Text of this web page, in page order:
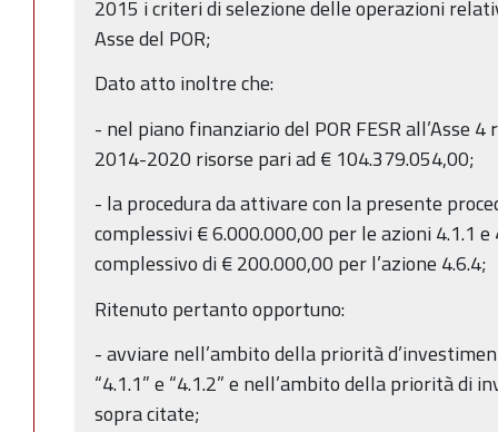
2015 i criteri di selezione delle operazioni
Asse del POR;
Dato atto inoltre che:
- nel piano finanziario del POR FESR all’Asse
2014-2020 risorse pari ad € 104.379.054,00;
- la procedura da attivare con la presente
complessivi € 6.000.000,00 per le azioni 4.1.1
complessivo di € 200.000,00 per l’azione 4.6.4;
Ritenuto pertanto opportuno:
- avviare nell’ambito della priorità
“4.1.1” e “4.1.2” e nell’ambito della priorità di
sopra citate;